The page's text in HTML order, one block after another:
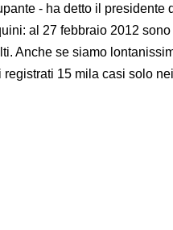
- ha detto il presidente
al 27 febbraio 2012
Anche se siamo
15 mila casi solo